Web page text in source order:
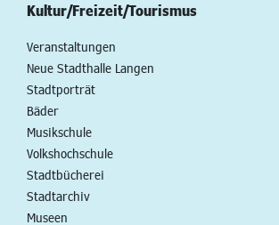
Kultur/Freizeit/Tourismus
Veranstaltungen
Neue Stadthalle Langen
Stadtporträt
Bäder
Musikschule
Volkshochschule
Stadtbücherei
Stadtarchiv
Museen